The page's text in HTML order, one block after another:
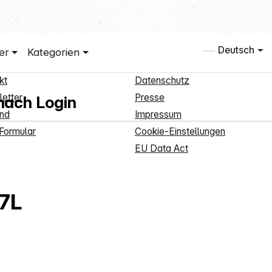
Deutsch
Kategorien
Login
Datenschutz
Presse
Impressum
Cookie-Einstellungen
EU Data Act